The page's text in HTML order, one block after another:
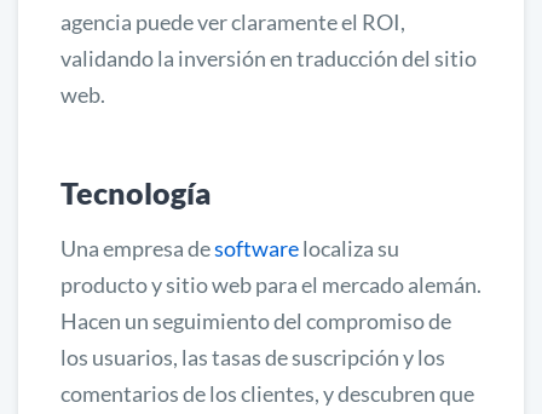
agencia puede ver claramente el ROI,
validando la inversión en traducción del sitio
web.
Tecnología
Una empresa desoftwarelocaliza su
producto y sitio web para el mercado alemán.
Hacen un seguimiento del compromiso de
los usuarios, las tasas de suscripción y los
comentarios de los clientes, y descubren que